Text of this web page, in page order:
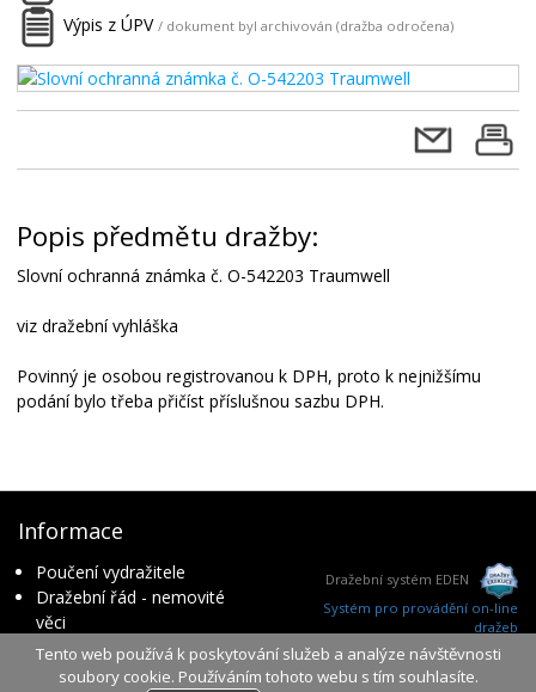
Výpis z ÚPV / dokument byl archivován (dražba odročena)
Popis předmětu dražby:
Slovní ochranná známka č. O-542203 Traumwell
viz dražební vyhláška
Povinný je osobou registrovanou k DPH, proto k nejnižšímu
podání bylo třeba přičíst příslušnou sazbu DPH.
Informace
Poučení vydražitele
Dražební řád - nemovité
věci
Provozovatel dražebního
serveru
Dražební systém EDEN
Systém pro provádění on-line
dražeb
ver. 3.0.60
čas serveru: 2026-08-08 08:00:26
Tento web používá k poskytování služeb a analýze návštěvnosti
soubory cookie. Používáním tohoto webu s tím souhlasíte.